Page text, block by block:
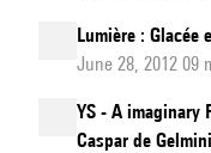
Lumière : Glacée
June 28, 2012 09
YS - A imaginary
Caspar de Gelmini